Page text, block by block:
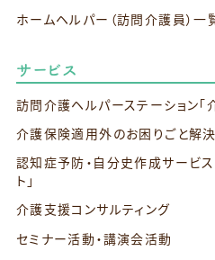
ホームヘルパー（訪問介護員）一
サービス
訪問介護ヘルパーステーション
介護保険適用外のお困りごと解決
認知症予防・自分史作成サービス
ト」
介護支援コンサルティング
セミナー活動・講演会活動